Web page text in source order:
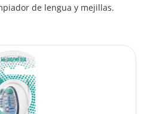
de lengua y mejillas.